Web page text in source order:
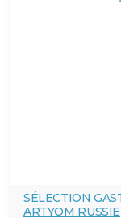
SÉLECTION
ARTYOM RUSSIE